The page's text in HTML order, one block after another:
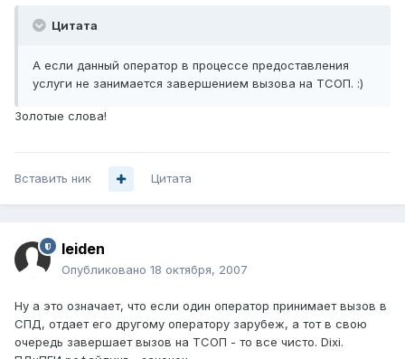
Цитата
А если данный оператор в процессе предоставления
услуги не занимается завершением вызова на ТСОП. :)
Золотые слова!
Вставить ник Цитата
leiden
Опубликовано 18 октября, 2007
Ну а это означает, что если один оператор принимает вызов в
СПД, отдает его другому оператору зарубеж, а тот в свою
очередь завершает вызов на ТСОП - то все чисто. Dixi.